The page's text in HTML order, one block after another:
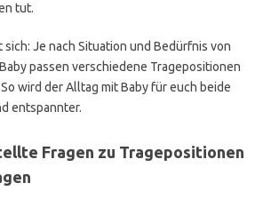
tut.
sich: Je nach Situation und Bedürfnis von
passen verschiedene Tragepositionen
wird der Alltag mit Baby für euch beide
entspannter.
Fragen zu Tragepositionen